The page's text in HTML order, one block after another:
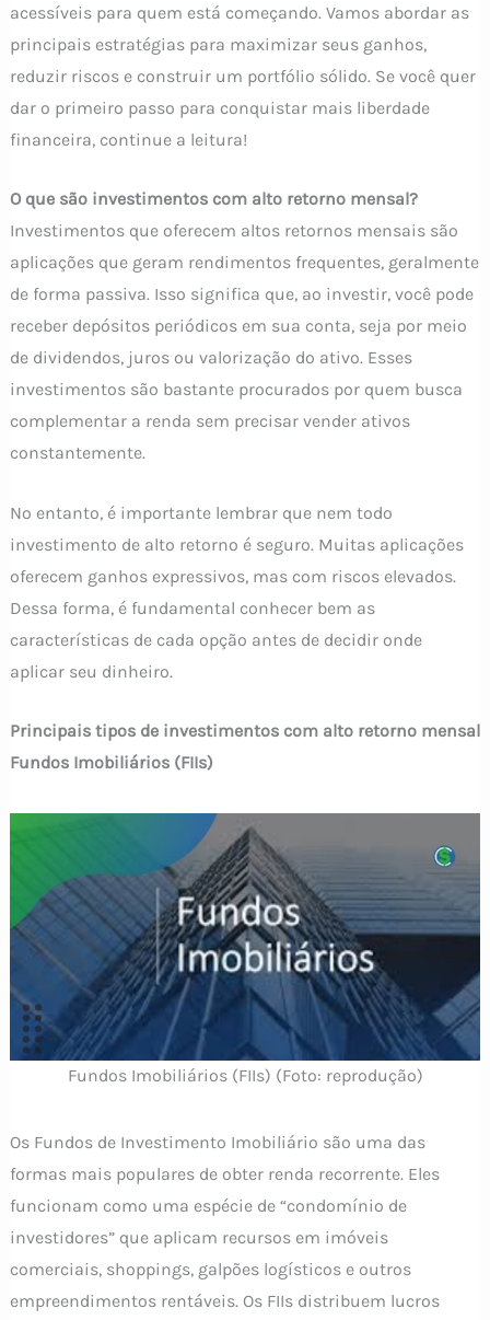
acessíveis para quem está começando. Vamos abordar as
principais estratégias para maximizar seus ganhos,
reduzir riscos e construir um portfólio sólido. Se você quer
dar o primeiro passo para conquistar mais liberdade
financeira, continue a leitura!
O que são investimentos com alto retorno mensal?
Investimentos que oferecem altos retornos mensais são
aplicações que geram rendimentos frequentes, geralmente
de forma passiva. Isso significa que, ao investir, você pode
receber depósitos periódicos em sua conta, seja por meio
de dividendos, juros ou valorização do ativo. Esses
investimentos são bastante procurados por quem busca
complementar a renda sem precisar vender ativos
constantemente.
No entanto, é importante lembrar que nem todo
investimento de alto retorno é seguro. Muitas aplicações
oferecem ganhos expressivos, mas com riscos elevados.
Dessa forma, é fundamental conhecer bem as
características de cada opção antes de decidir onde
aplicar seu dinheiro.
Principais tipos de investimentos com alto retorno mensal
Fundos Imobiliários (FIIs)
Fundos Imobiliários (FIIs) (Foto: reprodução)
Os Fundos de Investimento Imobiliário são uma das
formas mais populares de obter renda recorrente. Eles
funcionam como uma espécie de “condomínio de
investidores” que aplicam recursos em imóveis
comerciais, shoppings, galpões logísticos e outros
empreendimentos rentáveis. Os FIIs distribuem lucros